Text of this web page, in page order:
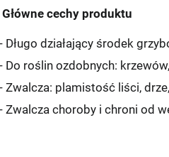
Główne cechy produktu
- Długo działający środek
- Do roślin ozdobnych:
- Zwalcza: plamistość liści,
- Zwalcza choroby i chroni od